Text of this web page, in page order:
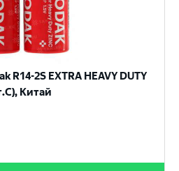
R14-2S EXTRA HEAVY DUTY
Китай